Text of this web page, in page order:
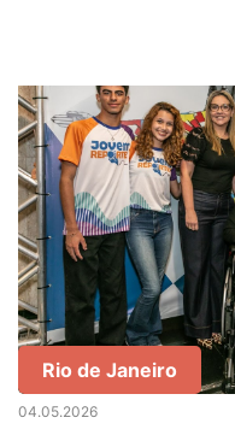
Rio de Janeiro
04.05.2026